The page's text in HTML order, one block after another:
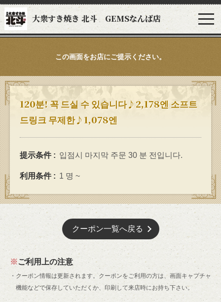
大衆すき焼き 北斗 GEMSなんば店
この画面をお店にご提示ください。
120분! 꼭 드실 수 있습니다♪2,178엔 소프트
드링크 무제한♪1,078엔
提示条件 입점시 마지막 주문 30 분 전입니다.
利用条件 1 명 ~
クーポン一覧へ戻る
ご利用上の注意
クーポン情報は更新されます。クーポンをご利用の方は、画面キャプチャ
機能などで保存していただくか、印刷して来店時にお持ち下さい。